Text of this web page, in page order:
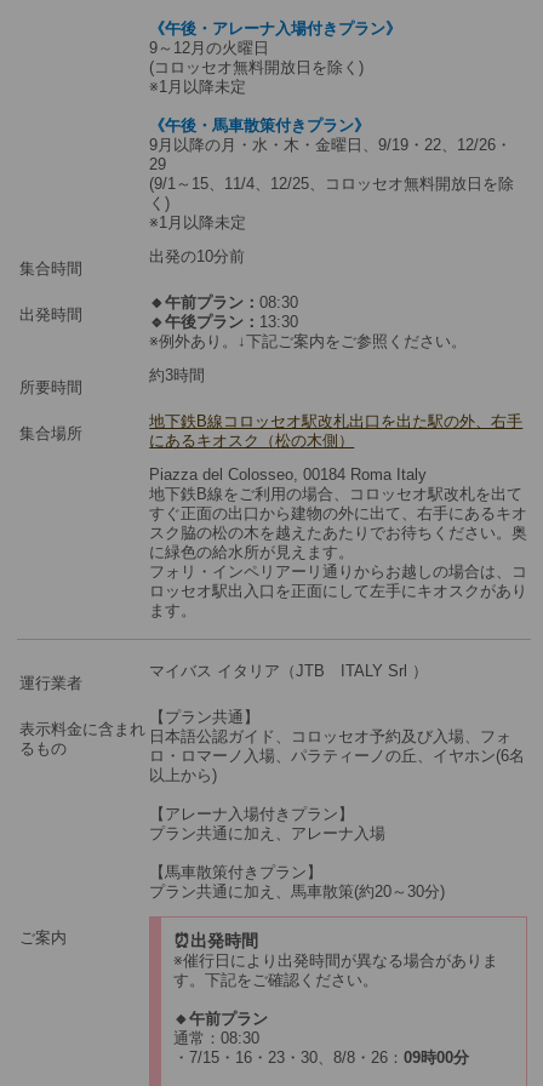
《午後・アレーナ入場付きプラン》
9～12月の火曜日
(コロッセオ無料開放日を除く)
※1月以降未定
《午後・馬車散策付きプラン》
9月以降の月・水・木・金曜日、9/19・22、12/26・
29
(9/1～15、11/4、12/25、コロッセオ無料開放日を除
く)
※1月以降未定
集合時間
出発の10分前
出発時間
🔸午前プラン：08:30
🔹午後プラン： 13:30
※例外あり。↓下記ご案内をご参照ください。
所要時間
約3時間
集合場所
地下鉄B線コロッセオ駅改札出口を出た駅の外、右手
にあるキオスク（松の木側）
Piazza del Colosseo, 00184 Roma Italy
地下鉄B線をご利用の場合、コロッセオ駅改札を出て
すぐ正面の出口から建物の外に出て、右手にあるキオ
スク脇の松の木を越えたあたりでお待ちください。奥
に緑色の給水所が見えます。
フォリ・インペリアーリ通りからお越しの場合は、コ
ロッセオ駅出入口を正面にして左手にキオスクがあり
ます。
運行業者
マイバス イタリア（JTB ITALY Srl ）
表示料金に含まれ
るもの
【プラン共通】
日本語公認ガイド、コロッセオ予約及び入場、フォ
ロ・ロマーノ入場、パラティーノの丘、イヤホン(6名
以上から)
【アレーナ入場付きプラン】
プラン共通に加え、アレーナ入場
【馬車散策付きプラン】
プラン共通に加え、馬車散策(約20～30分)
ご案内 ⏰出発時間
※催行日により出発時間が異なる場合がありま
す。下記をご確認ください。
🔸午前プラン
通常：08:30
・7/15・16・23・30、8/8・26：09時00分